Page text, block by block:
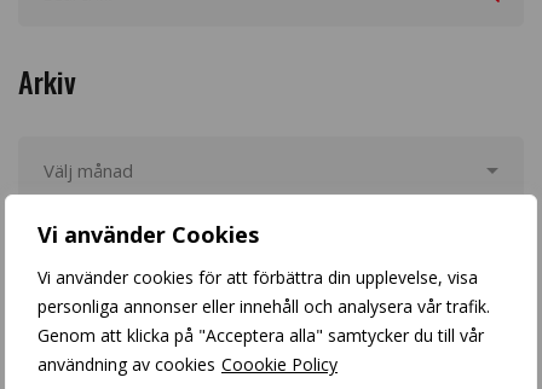
Vi använder Cookies
Vi använder cookies för att förbättra din upplevelse, visa
personliga annonser eller innehåll och analysera vår trafik.
Genom att klicka på "Acceptera alla" samtycker du till vår
användning av cookies Coookie Policy
Arkiv
Crazy Color